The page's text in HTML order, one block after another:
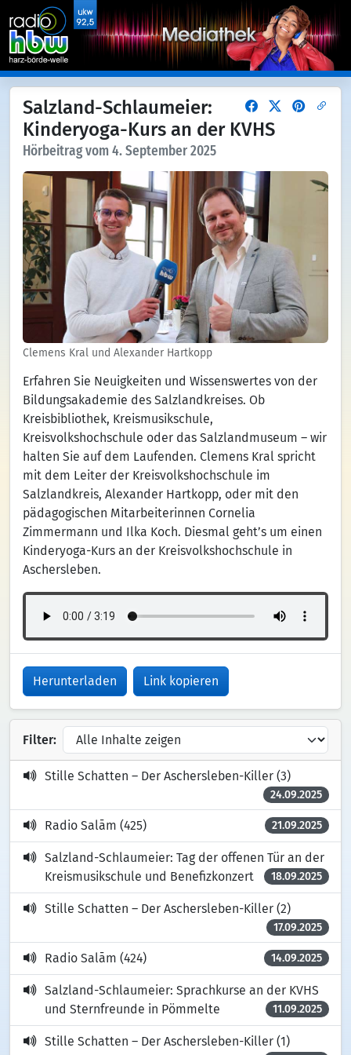
Salzland-Schlaumeier:
Kinderyoga-Kurs an der KVHS
Hörbeitrag vom 4. September 2025
Clemens Kral und Alexander Hartkopp
Erfahren Sie Neuigkeiten und Wissenswertes von der
Bildungsakademie des Salzlandkreises. Ob
Kreisbibliothek, Kreismusikschule,
Kreisvolkshochschule oder das Salzlandmuseum – wir
halten Sie auf dem Laufenden. Clemens Kral spricht
mit dem Leiter der Kreisvolkshochschule im
Salzlandkreis, Alexander Hartkopp, oder mit den
pädagogischen Mitarbeiterinnen Cornelia
Zimmermann und Ilka Koch. Diesmal geht’s um einen
Kinderyoga-Kurs an der Kreisvolkshochschule in
Aschersleben.
Herunterladen Link kopieren
Filter:
Stille Schatten – Der Aschersleben-Killer (3)
24.09.2025
Radio Salām (425) 21.09.2025
Salzland-Schlaumeier: Tag der offenen Tür an der
Kreismusikschule und Benefizkonzert
18.09.2025
Stille Schatten – Der Aschersleben-Killer (2)
17.09.2025
Radio Salām (424) 14.09.2025
Salzland-Schlaumeier: Sprachkurse an der KVHS
und Sternfreunde in Pömmelte
11.09.2025
Stille Schatten – Der Aschersleben-Killer (1)